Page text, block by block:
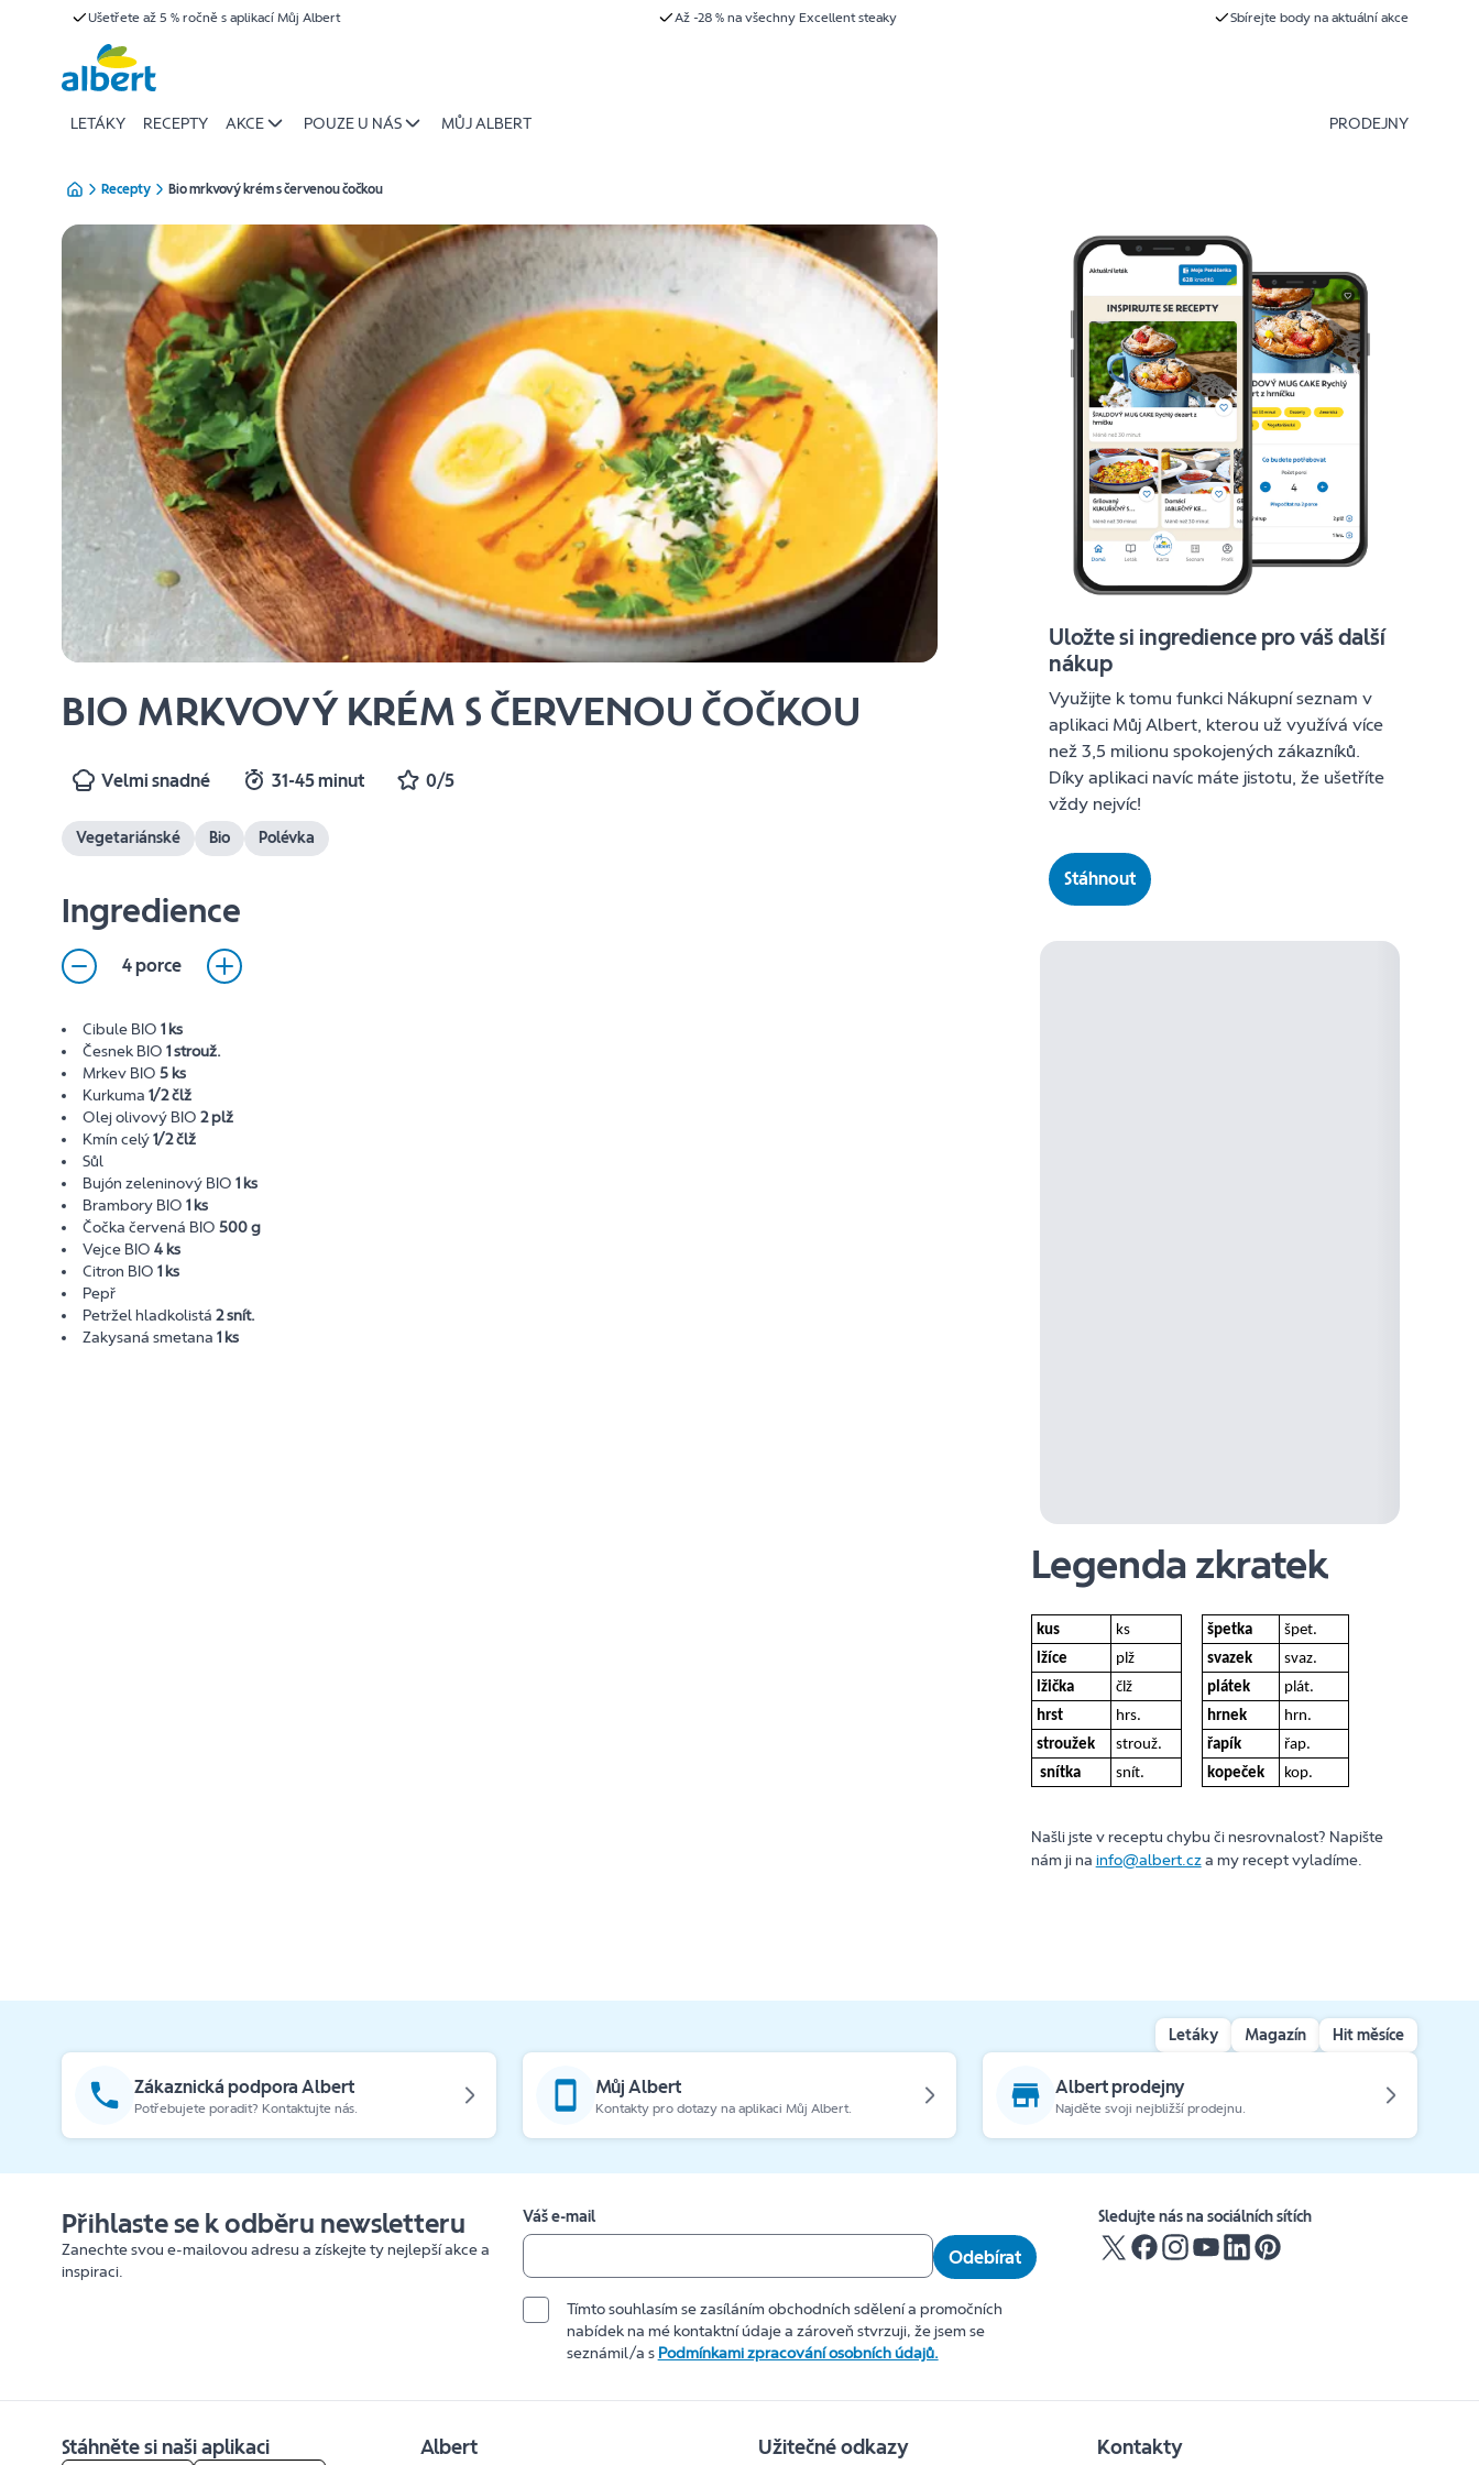
Ušetřete až 5 % ročně s aplikací Můj Albert Až -28 % na všechny Excellent steaky Sbírejte body na aktuální akce
LETÁKY RECEPTY AKCE POUZE U NÁS MŮJ ALBERT PRODEJNY
Recepty Bio mrkvový krém s červenou čočkou
BIO MRKVOVÝ KRÉM S ČERVENOU ČOČKOU
Velmi snadné 31-45 minut 0/5
Vegetariánské Bio Polévka
Ingredience
4 porce
Cibule BIO1 ks
Česnek BIO1 strouž.
Mrkev BIO5 ks
Kurkuma1/2 člž
Olej olivový BIO2 plž
Kmín celý1/2 člž
Sůl
Bujón zeleninový BIO1 ks
Brambory BIO1 ks
Čočka červená BIO500 g
Vejce BIO4 ks
Citron BIO1 ks
Pepř
Petržel hladkolistá2 snít.
Zakysaná smetana1 ks
Uložte si ingredience pro váš další
nákup
Využijte k tomu funkci Nákupní seznam v
aplikaci Můj Albert, kterou už využívá více
než 3,5 milionu spokojených zákazníků.
Díky aplikaci navíc máte jistotu, že ušetříte
vždy nejvíc!
Stáhnout
Legenda zkratek
kus ks špetka
špet.
lžíce
plž svazek
svaz.
lžička
člž plátek
plát.
hrst
hrs. hrnek
hrn.
stroužek
strouž. řapík
řap.
snítka
snít. kopeček kop.
Našli jste v receptu chybu či nesrovnalost? Napište
nám ji na info@albert.cza my recept vyladíme.
Letáky Magazín Hit měsíce
Zákaznická podpora Albert
Potřebujete poradit? Kontaktujte nás.
Můj Albert
Kontakty pro dotazy na aplikaci Můj Albert.
Albert prodejny
Najděte svoji nejbližší prodejnu.
Přihlaste se k odběru newsletteru
Zanechte svou e-mailovou adresu a získejte ty nejlepší akce a
inspiraci.
Váš e-mail
Odebírat
Tímto souhlasím se zasíláním obchodních sdělení a promočních
nabídek na mé kontaktní údaje a zároveň stvrzuji, že jsem se
seznámil/a s Podmínkami zpracování osobních údajů.
Sledujte nás na sociálních sítích
Stáhněte si naši aplikaci Albert Užitečné odkazy Kontakty